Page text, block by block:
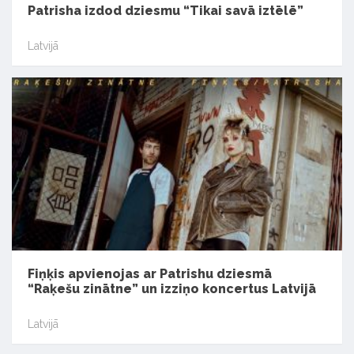
Patrisha izdod dziesmu “Tikai savā iztēlē”
Latvijā
Fiņķis apvienojas ar Patrishu dziesmā
“Raķešu zinātne” un izziņo koncertus Latvijā
Latvijā